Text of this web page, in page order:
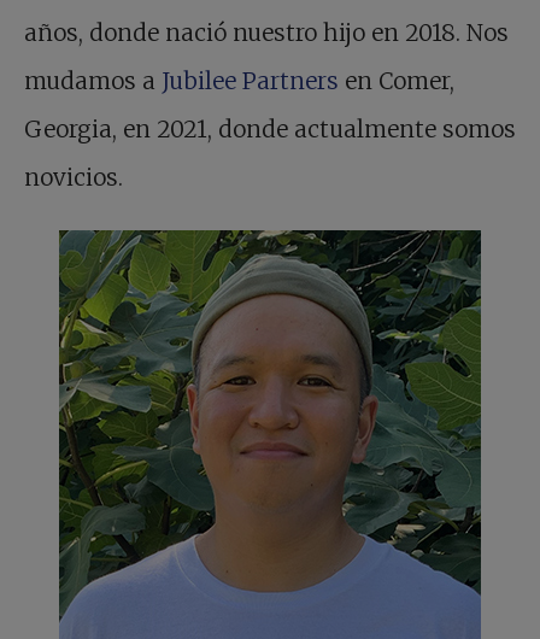
años, donde nació nuestro hijo en 2018. Nos
mudamos a Jubilee Partners en Comer,
Georgia, en 2021, donde actualmente somos
novicios.